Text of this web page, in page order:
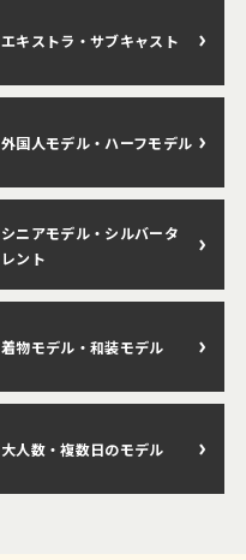
エキストラ・サブキャスト
外国人モデル・ハーフモデル
シニアモデル・シルバータ
レント
着物モデル・和装モデル
大人数・複数日のモデル